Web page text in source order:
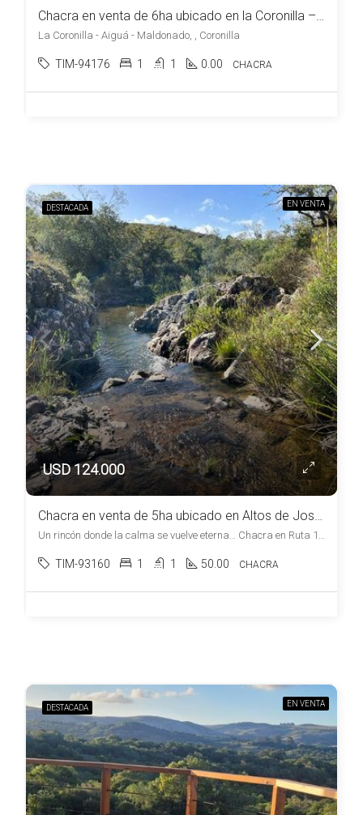
Chacra en venta de 6ha ubicado en la Coronilla – Maldonado
La Coronilla - Aiguá - Maldonado, , Coronilla
TIM-94176 1 1 0.00 CHACRA
DESTACADA EN VENTA
USD 124.000
Chacra en venta de 5ha ubicado en Altos de José Ignacio –
Un rincón donde la calma se vuelve eterna… Chacra en Ruta 109 - En zona Valdivia, , Valdivia
TIM-93160 1 1 50.00 CHACRA
DESTACADA EN VENTA